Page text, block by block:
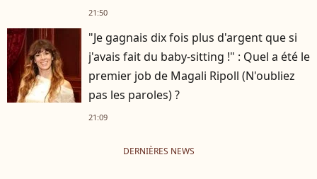
Hardy
21:50
"Je gagnais dix fois plus d'argent que si
j'avais fait du baby-sitting !" : Quel a été le
premier job de Magali Ripoll (N'oubliez
pas les paroles) ?
21:09
DERNIÈRES NEWS